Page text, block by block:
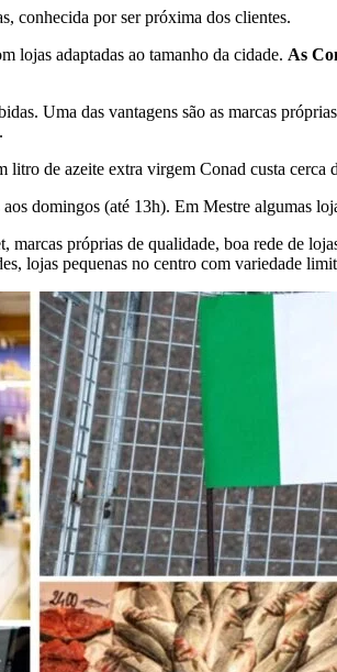
conhecida por ser próxima dos clientes.
lojas adaptadas ao tamanho da cidade. As
Uma das vantagens são as marcas
litro de azeite extra virgem Conad custa
domingos (até 13h). Em Mestre algumas
próprias de qualidade, boa rede de
lojas pequenas no centro com variedade